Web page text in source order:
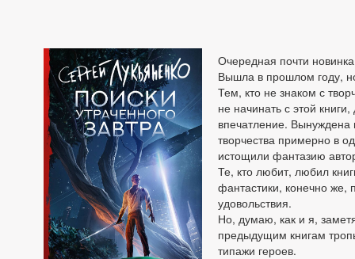
Очередная почти
Вышла в прошлом году,
Тем, кто не знаком с
не начинать с этой
впечатление. Вынуждена
творчества примерно в
истощили фантазию
Те, кто любит, любил
фантастики, конечно же,
удовольствия.
Но, думаю, как и я,
предыдущим книгам
типажи героев.